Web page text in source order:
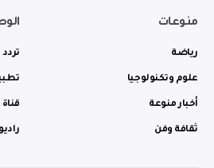
منوعات
رياضة
علوم وتكنولوجيا
أخبار منوعة
ثقافة وفن